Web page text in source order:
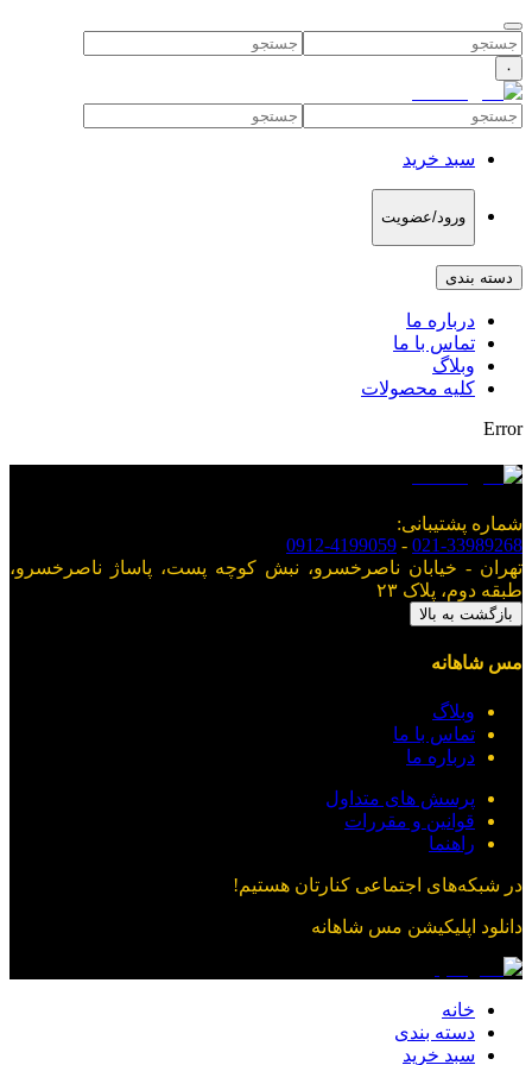
۰
سبد خرید
ورود/عضویت
دسته بندی
درباره ما
تماس با ما
وبلاگ
کلیه محصولات
Error
شماره پشتیبانی:
021-33989268
-
0912-4199059
تهران - خیابان ناصرخسرو، نبش کوچه پست، پاساژ ناصرخسرو،
طبقه دوم، پلاک ۲۳
بازگشت به بالا
مس شاهانه
وبلاگ
تماس با ما
درباره ما
پرسش های متداول
قوانین و مقررات
راهنما
در شبکه‌های اجتماعی کنارتان هستیم!
دانلود اپلیکیشن مس شاهانه
خانه
دسته بندی
سبد خرید